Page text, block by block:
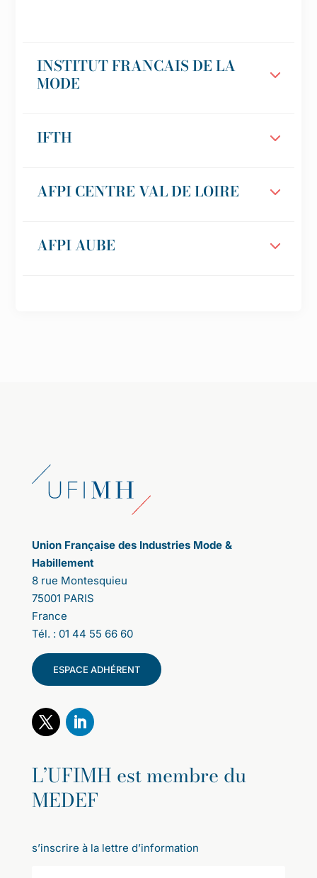
INSTITUT FRANCAIS DE LA
MODE
IFTH
AFPI CENTRE VAL DE LOIRE
AFPI AUBE
Union Française des Industries Mode &
Habillement
8 rue Montesquieu
75001 PARIS
France
Tél. : 01 44 55 66 60
ESPACE ADHÉRENT
L’UFIMH est membre du
MEDEF
s’inscrire à la lettre d’information